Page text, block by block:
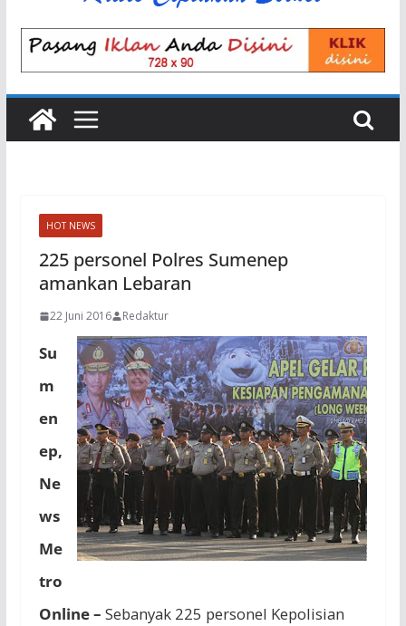
HOT NEWS
225 personel Polres Sumenep
amankan Lebaran
22 Juni 2016 Redaktur
Su
m
en
ep,
Ne
ws
Me
tro
Online – Sebanyak 225 personel Kepolisian